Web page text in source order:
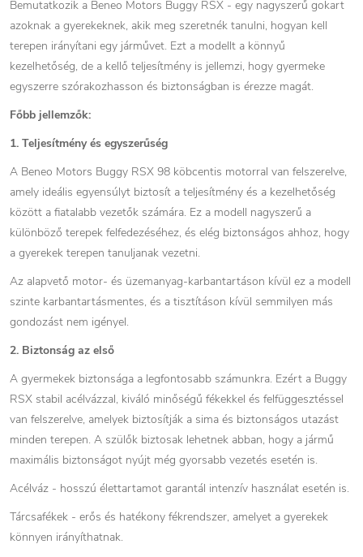
Bemutatkozik a Beneo Motors Buggy RSX - egy nagyszerű gokart
azoknak a gyerekeknek, akik meg szeretnék tanulni, hogyan kell
terepen irányítani egy járművet. Ezt a modellt a könnyű
kezelhetőség, de a kellő teljesítmény is jellemzi, hogy gyermeke
egyszerre szórakozhasson és biztonságban is érezze magát.
Főbb jellemzők:
1. Teljesítmény és egyszerűség
A Beneo Motors Buggy RSX 98 köbcentis motorral van felszerelve,
amely ideális egyensúlyt biztosít a teljesítmény és a kezelhetőség
között a fiatalabb vezetők számára. Ez a modell nagyszerű a
különböző terepek felfedezéséhez, és elég biztonságos ahhoz, hogy
a gyerekek terepen tanuljanak vezetni.
Az alapvető motor- és üzemanyag-karbantartáson kívül ez a modell
szinte karbantartásmentes, és a tisztításon kívül semmilyen más
gondozást nem igényel.
2. Biztonság az első
A gyermekek biztonsága a legfontosabb számunkra. Ezért a Buggy
RSX stabil acélvázzal, kiváló minőségű fékekkel és felfüggesztéssel
van felszerelve, amelyek biztosítják a sima és biztonságos utazást
minden terepen. A szülők biztosak lehetnek abban, hogy a jármű
maximális biztonságot nyújt még gyorsabb vezetés esetén is.
Acélváz - hosszú élettartamot garantál intenzív használat esetén is.
Tárcsafékek - erős és hatékony fékrendszer, amelyet a gyerekek
könnyen irányíthatnak.